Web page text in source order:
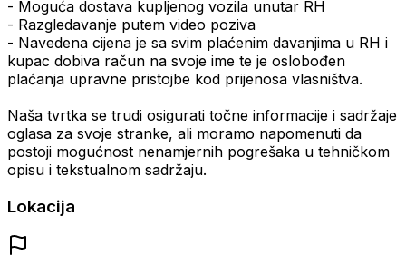
- Moguća dostava kupljenog vozila unutar RH
- Razgledavanje putem video poziva
- Navedena cijena je sa svim plaćenim davanjima u RH i
kupac dobiva račun na svoje ime te je oslobođen
plaćanja upravne pristojbe kod prijenosa vlasništva.
Naša tvrtka se trudi osigurati točne informacije i sadržaje
oglasa za svoje stranke, ali moramo napomenuti da
postoji mogućnost nenamjernih pogrešaka u tehničkom
opisu i tekstualnom sadržaju.
Lokacija